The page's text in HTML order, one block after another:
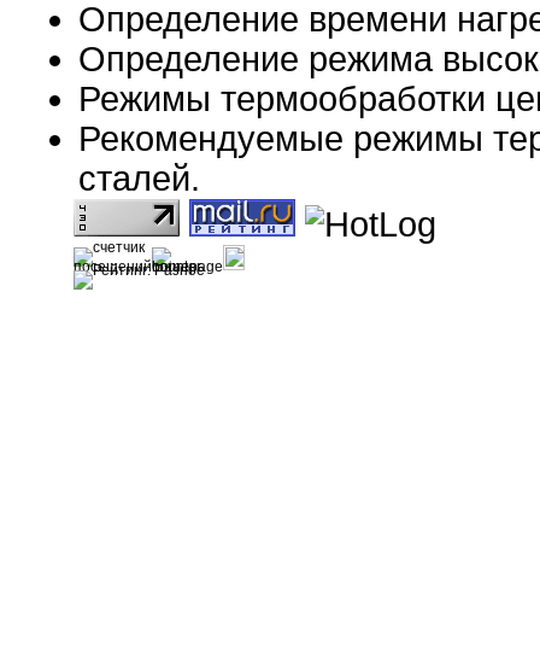
Определение времени
Определение режима
Режимы термообработки
Рекомендуемые режимы
сталей.